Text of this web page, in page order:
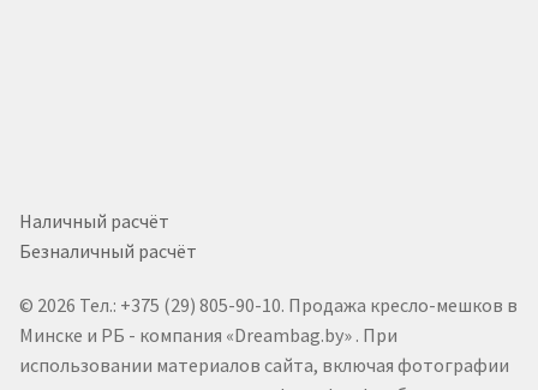
Наличный расчёт
Безналичный расчёт
© 2026 Тел.: +375 (29) 805-90-10. Продажа кресло-мешков в
Минске и РБ - компания «Dreambag.by» . При
использовании материалов сайта, включая фотографии